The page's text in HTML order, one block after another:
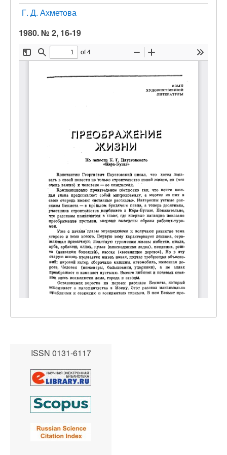
Г. Д. Ахметова
1980. № 2, 16-19
ISSN 0131-6117